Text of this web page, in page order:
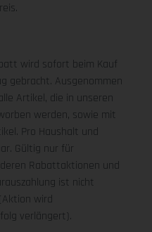
wird sofort beim Kauf
gebracht. Ausgenommen
Artikel, die in unseren
werden, sowie mit
Pro Haushalt und
Gültig nur für
Rabattaktionen und
ist nicht
wird
verlängert).